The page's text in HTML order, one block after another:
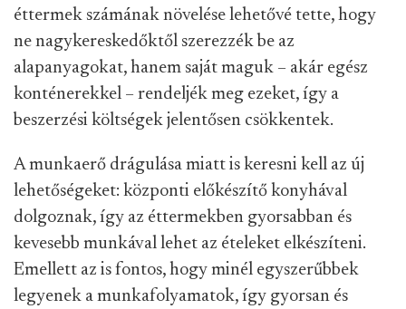
éttermek számának növelése lehetővé tette, hogy
ne nagykereskedőktől szerezzék be az
alapanyagokat, hanem saját maguk – akár egész
konténerekkel – rendeljék meg ezeket, így a
beszerzési költségek jelentősen csökkentek.
A munkaerő drágulása miatt is keresni kell az új
lehetőségeket: központi előkészítő konyhával
dolgoznak, így az éttermekben gyorsabban és
kevesebb munkával lehet az ételeket elkészíteni.
Emellett az is fontos, hogy minél egyszerűbbek
legyenek a munkafolyamatok, így gyorsan és